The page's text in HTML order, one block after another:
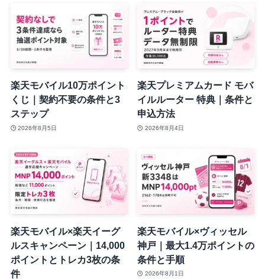
楽天モバイル10万ポイント
くじ｜契約不要の条件と3
ステップ
2026年8月5日
楽天プレミアムカード モバ
イルルーター 特典｜条件と
申込方法
2026年8月4日
楽天モバイル×楽天イーグ
ルスキャンペーン｜14,000
ポイントとトレカ3枚の条
件
楽天モバイル×ヴィッセル
神戸｜最大1.4万ポイントの
条件と手順
2026年8月1日